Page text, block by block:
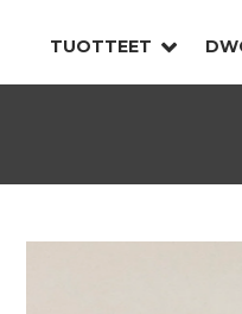
TUOTTEET